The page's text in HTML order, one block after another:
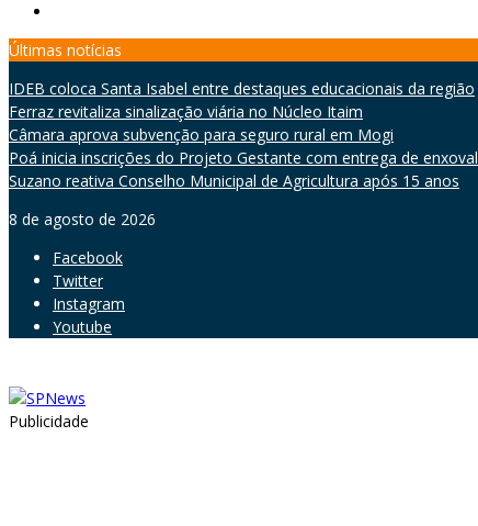
Skip
content
Últimas notícias
IDEB coloca Santa Isabel entre destaques educacionais da região
Ferraz revitaliza sinalização viária no Núcleo Itaim
Câmara aprova subvenção para seguro rural em Mogi
Poá inicia inscrições do Projeto Gestante com entrega de enxoval
Suzano reativa Conselho Municipal de Agricultura após 15 anos
8 de agosto de 2026
Facebook
Twitter
Instagram
Youtube
Publicidade